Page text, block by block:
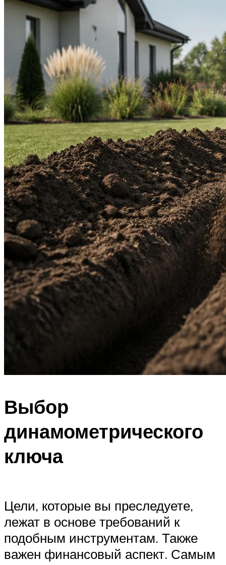
Выбор
динамометрического
ключа
Цели, которые вы преследуете,
лежат в основе требований к
подобным инструментам. Также
важен финансовый аспект. Самым